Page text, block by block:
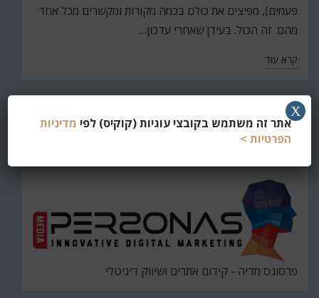
פעמים), מפיצים את כולם בכמה מקורות ומקשרים מכל אחד
מהם. זה הכול. בעידן שאחרי עדכון…
קרא עוד
חפש
את
פרסונס מדיה - קידום אתרים ושיווק דיגיטלי
אתר זה משתמש בקובצי עוגיות (קוקיס) לפי מדיניות
הפרטיות >
X